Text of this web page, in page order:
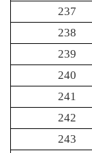
237
238
239
240
241
242
243